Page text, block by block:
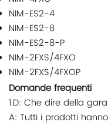
NIM-ES2-4
NIM-ES2-8
NIM-ES2-8-P
NIM-2FXS/4FXO
NIM-2FXS/4FXOP
Domande frequenti
1.D: Che dire della
A: Tutti i prodotti